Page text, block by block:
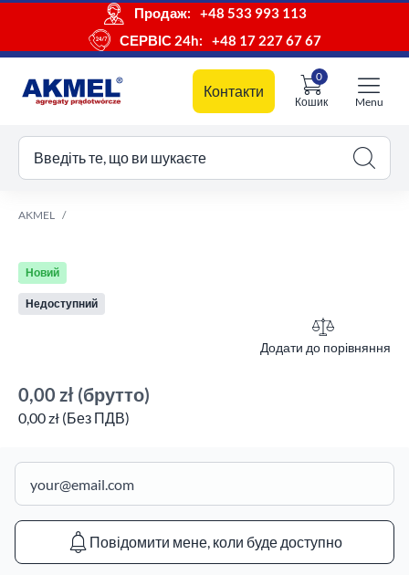
Продаж:
+48 533 993 113
СЕРВІС 24h:
+48 17 227 67 67
Контакти
Кошик
0
кошик
Menu
Введіть те, що ви шукаєте
AKMEL
Новий
Недоступний
Додати до порівняння
0,00 zł (брутто)
0,00 zł (Без ПДВ)
Повідомити мене, коли буде доступно